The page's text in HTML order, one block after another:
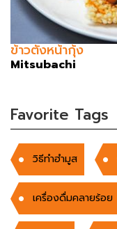
ข้าวตังหน้ากุ้ง
Mitsubachi
Favorite Tags
วิธีทำฮำมูส
เครื่องดื่มคลายร้อย